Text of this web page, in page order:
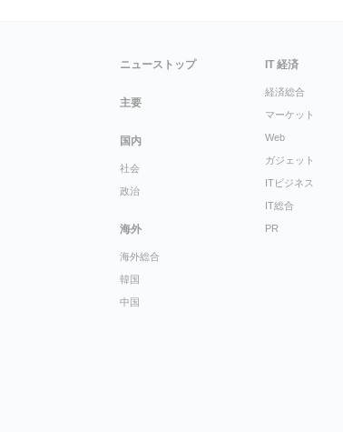
ニューストップ
主要
国内
社会
政治
海外
海外総合
韓国
中国
IT 経済
経済総合
マーケット
Web
ガジェット
ITビジネス
IT総合
PR